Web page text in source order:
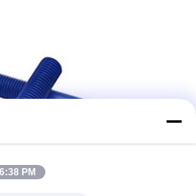
6:38 PM